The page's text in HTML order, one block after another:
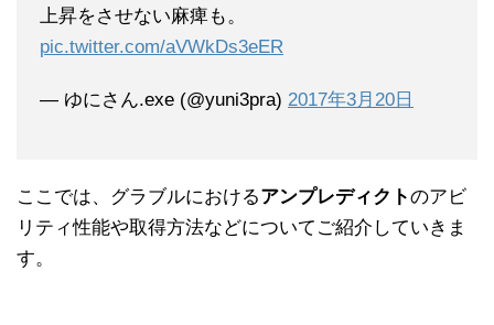
上昇をさせない麻痺も。
pic.twitter.com/aVWkDs3eER
— ゆにさん.exe (@yuni3pra) 2017年3月20日
ここでは、グラブルにおけるアンプレディクトのアビ
リティ性能や取得方法などについてご紹介していきま
す。